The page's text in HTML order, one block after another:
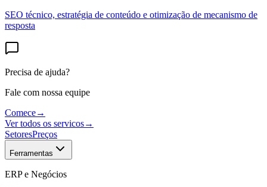
SEO técnico, estratégia de conteúdo e otimização de mecanismo de
resposta
Precisa de ajuda?
Fale com nossa equipe
Comece→
Ver todos os servicos→
SetoresPreços
Ferramentas
ERP e Negócios